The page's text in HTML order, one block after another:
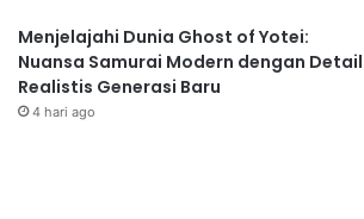
Menjelajahi Dunia Ghost of Yotei:
Nuansa Samurai Modern dengan Detail
Realistis Generasi Baru
4 hari ago